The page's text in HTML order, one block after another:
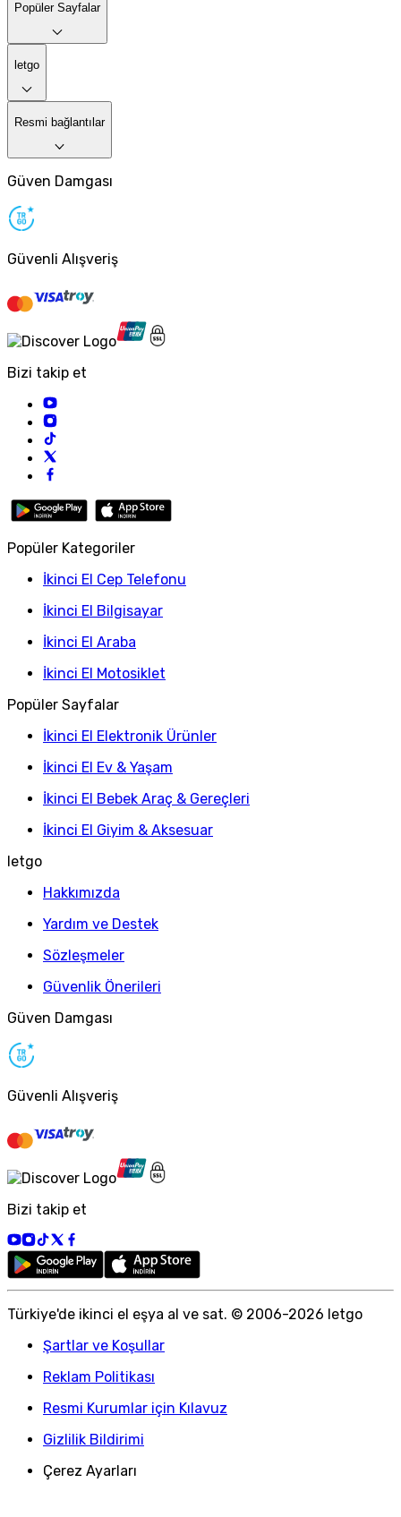
Popüler Sayfalar
letgo
Resmi bağlantılar
Güven Damgası
Güvenli Alışveriş
Bizi takip et
Popüler Kategoriler
İkinci El Cep Telefonu
İkinci El Bilgisayar
İkinci El Araba
İkinci El Motosiklet
Popüler Sayfalar
İkinci El Elektronik Ürünler
İkinci El Ev & Yaşam
İkinci El Bebek Araç & Gereçleri
İkinci El Giyim & Aksesuar
letgo
Hakkımızda
Yardım ve Destek
Sözleşmeler
Güvenlik Önerileri
Güven Damgası
Güvenli Alışveriş
Bizi takip et
Türkiye'de ikinci el eşya al ve sat. © 2006-2026 letgo
Şartlar ve Koşullar
Reklam Politikası
Resmi Kurumlar için Kılavuz
Gizlilik Bildirimi
Çerez Ayarları